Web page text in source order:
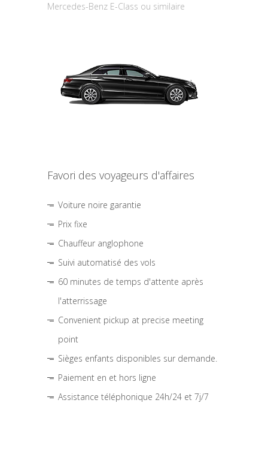
Mercedes-Benz E-Class ou similaire
Favori des voyageurs d'affaires
Voiture noire garantie
Prix fixe
Chauffeur anglophone
Suivi automatisé des vols
60 minutes de temps d'attente après
l'atterrissage
Convenient pickup at precise meeting
point
Sièges enfants disponibles sur demande.
Paiement en et hors ligne
Assistance téléphonique 24h/24 et 7j/7